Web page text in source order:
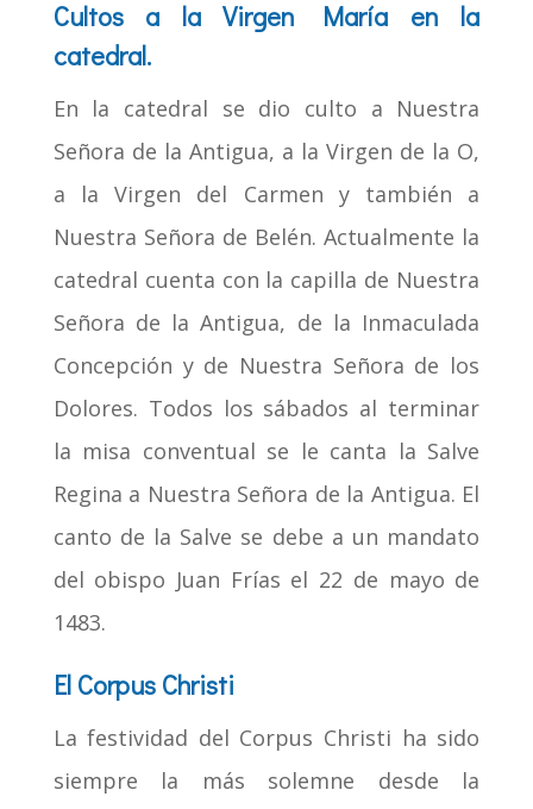
Cultos a la Virgen María en la
catedral.
En la catedral se dio culto a Nuestra
Señora de la Antigua, a la Virgen de la O,
a la Virgen del Carmen y también a
Nuestra Señora de Belén. Actualmente la
catedral cuenta con la capilla de Nuestra
Señora de la Antigua, de la Inmaculada
Concepción y de Nuestra Señora de los
Dolores. Todos los sábados al terminar
la misa conventual se le canta la Salve
Regina a Nuestra Señora de la Antigua. El
canto de la Salve se debe a un mandato
del obispo Juan Frías el 22 de mayo de
1483. ​
El Corpus Christi
La festividad del Corpus Christi ha sido
siempre la más solemne desde la